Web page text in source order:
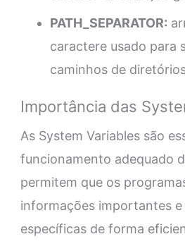
PATH_SEPARATOR:
caractere usado para
caminhos de
Importância das
As System Variables são
funcionamento adequado
permitem que os
informações importantes
específicas de forma